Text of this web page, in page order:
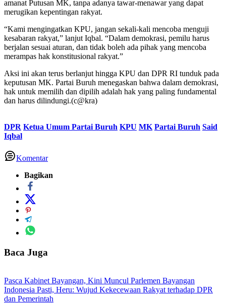
amanat Putusan MK, tanpa adanya tawar-menawar yang dapat
merugikan kepentingan rakyat.
“Kami mengingatkan KPU, jangan sekali-kali mencoba menguji
kesabaran rakyat,” lanjut Iqbal. “Dalam demokrasi, pemilu harus
berjalan sesuai aturan, dan tidak boleh ada pihak yang mencoba
merampas hak konstitusional rakyat.”
Aksi ini akan terus berlanjut hingga KPU dan DPR RI tunduk pada
keputusan MK. Partai Buruh menegaskan bahwa dalam demokrasi,
hak untuk memilih dan dipilih adalah hak yang paling fundamental
dan harus dilindungi.(c@kra)
DPR Ketua Umum Partai Buruh KPU MK Partai Buruh Said
Iqbal
Komentar
Bagikan
Baca Juga
Pasca Kabinet Bayangan, Kini Muncul Parlemen Bayangan
Indonesia Pasti, Heru: Wujud Kekecewaan Rakyat terhadap DPR
dan Pemerintah